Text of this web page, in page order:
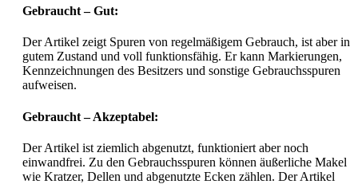
Gebraucht – Gut:
Der Artikel zeigt Spuren von regelmäßigem Gebrauch, ist aber in
gutem Zustand und voll funktionsfähig. Er kann Markierungen,
Kennzeichnungen des Besitzers und sonstige Gebrauchsspuren
aufweisen.
Gebraucht – Akzeptabel:
Der Artikel ist ziemlich abgenutzt, funktioniert aber noch
einwandfrei. Zu den Gebrauchsspuren können äußerliche Makel
wie Kratzer, Dellen und abgenutzte Ecken zählen. Der Artikel